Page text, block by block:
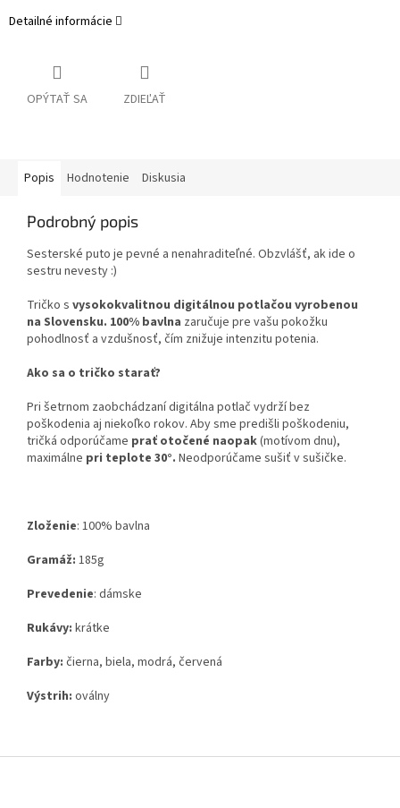
Detailné informácie
OPÝTAŤ SA ZDIEĽAŤ
Popis Hodnotenie Diskusia
Podrobný popis
Sesterské puto je pevné a nenahraditeľné. Obzvlášť, ak ide o
sestru nevesty :)
Tričko s vysokokvalitnou digitálnou potlačou vyrobenou
na Slovensku. 100% bavlna zaručuje pre vašu pokožku
pohodlnosť a vzdušnosť, čím znižuje intenzitu potenia.
Ako sa o tričko starať?
Pri šetrnom zaobchádzaní digitálna potlač vydrží bez
poškodenia aj niekoľko rokov. Aby sme predišli poškodeniu,
tričká odporúčame prať otočené naopak(motívom dnu),
maximálne pri teplote 30°. Neodporúčame sušiť v sušičke.
Zloženie: 100% bavlna
Gramáž: 185g
Prevedenie: dámske
Rukávy: krátke
Farby: čierna, biela, modrá, červená
Výstrih: oválny